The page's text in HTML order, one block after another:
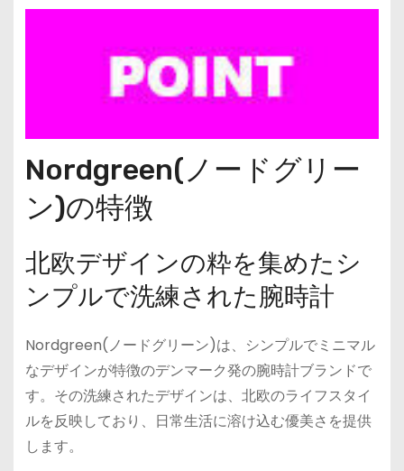
Nordgreen(ノードグリー
ン)の特徴
北欧デザインの粋を集めたシ
ンプルで洗練された腕時計
Nordgreen(ノードグリーン)は、シンプルでミニマル
なデザインが特徴のデンマーク発の腕時計ブランドで
す。その洗練されたデザインは、北欧のライフスタイ
ルを反映しており、日常生活に溶け込む優美さを提供
します。